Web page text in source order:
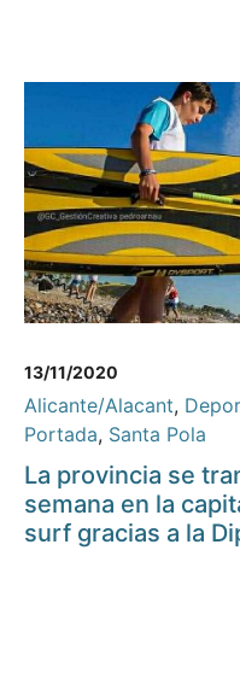
13/11/2020
Alicante/Alacant,
Portada, Santa Pola
La provincia se
semana en la
surf gracias a la